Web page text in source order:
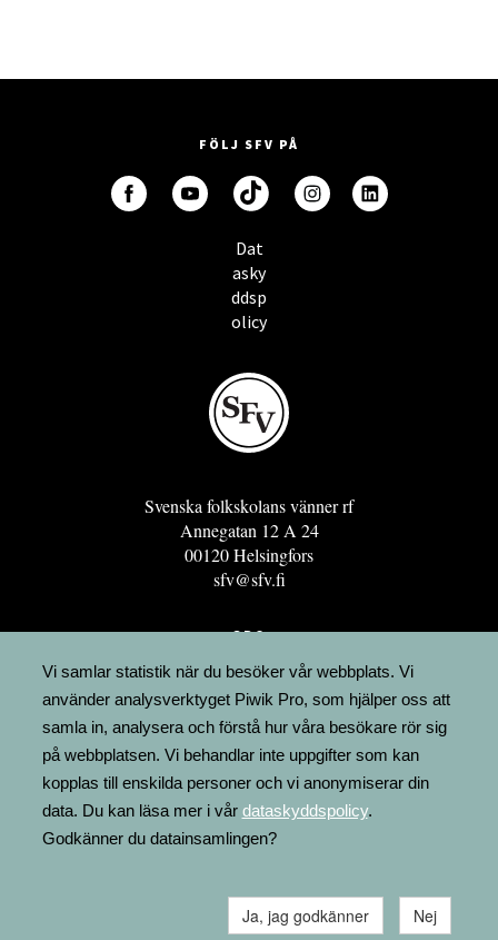
FÖLJ SFV PÅ
Dat
asky
ddsp
olicy
Svenska folkskolans vänner rf
Annegatan 12 A 24
00120 Helsingfors
sfv@sfv.fi
GRO
FÖRENINGSRESURSEN
MINNESRUNOR.FI
UPPSLAGSVERKET FINLAND
LÄGENHETER
FAKTURERING
Vi samlar statistik när du besöker vår webbplats. Vi
använder analysverktyget Piwik Pro, som hjälper oss att
samla in, analysera och förstå hur våra besökare rör sig
på webbplatsen. Vi behandlar inte uppgifter som kan
kopplas till enskilda personer och vi anonymiserar din
data. Du kan läsa mer i vår dataskyddspolicy.
Godkänner du datainsamlingen?
Ja, jag godkänner Nej